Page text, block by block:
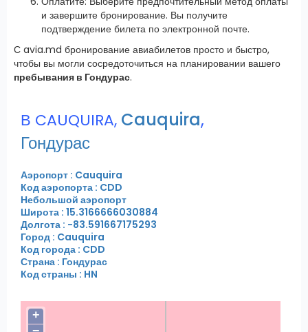
и завершите бронирование. Вы получите
подтверждение билета по электронной почте.
С avia.md бронирование авиабилетов просто и быстро,
чтобы вы могли сосредоточиться на планировании вашего
пребывания в Гондурас.
В CAUQUIRA, Cauquira,
Гондурас
Аэропорт : Cauquira
Код аэропорта : CDD
Небольшой аэропорт
Широта : 15.3166666030884
Долгота : -83.591667175293
Город : Cauquira
Код города : CDD
Страна : Гондурас
Код страны : HN
+